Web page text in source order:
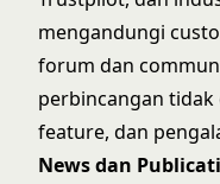
mengandungi
forum dan
perbincangan
feature, dan
News dan